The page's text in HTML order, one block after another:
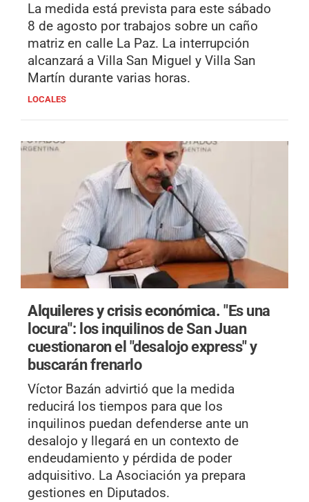
La medida está prevista para este sábado
8 de agosto por trabajos sobre un caño
matriz en calle La Paz. La interrupción
alcanzará a Villa San Miguel y Villa San
Martín durante varias horas.
LOCALES
Alquileres y crisis económica."Es una
locura": los inquilinos de San Juan
cuestionaron el "desalojo express" y
buscarán frenarlo
Víctor Bazán advirtió que la medida
reducirá los tiempos para que los
inquilinos puedan defenderse ante un
desalojo y llegará en un contexto de
endeudamiento y pérdida de poder
adquisitivo. La Asociación ya prepara
gestiones en Diputados.